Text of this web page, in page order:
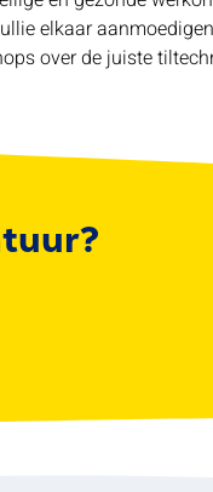
elkaar
over de juiste